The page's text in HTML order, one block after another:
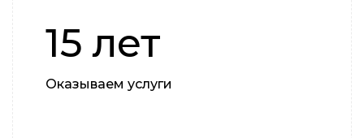
15 лет
Оказываем услуги